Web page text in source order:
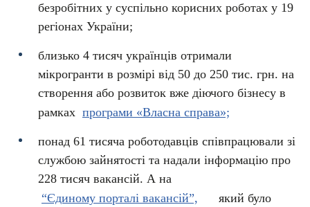
безробітних у суспільно корисних роботах у 19
регіонах України;
близько 4 тисяч українців отримали
мікрогранти в розмірі від 50 до 250 тис. грн. на
створення або розвиток вже діючого бізнесу в
рамках програми «Власна справа»;
понад 61 тисяча роботодавців співпрацювали зі
службою зайнятості та надали інформацію про
228 тисяч вакансій. А на
“Єдиному порталі вакансій”,
який було